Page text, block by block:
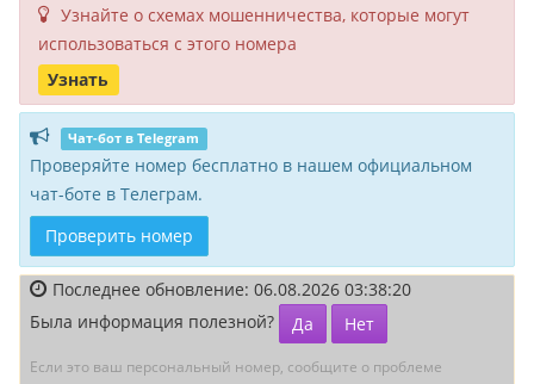
Узнайте о схемах мошенни­чества, кото­рые могут
исполь­зоваться с этого номера
Узнать
Чат-бот в Telegram
Проверяйте номер бесплатно в нашем официальном
чат-боте в Телеграм.
Проверить номер
Последнее обновление: 06.08.2026 03:38:20
Была информация полезной?
Да Нет
Если это ваш персональный номер, сообщите о проблеме